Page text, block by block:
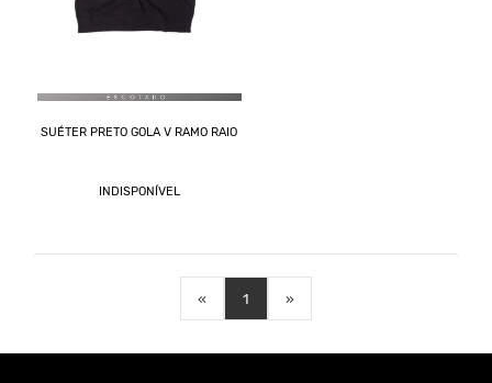
SUÉTER PRETO GOLA V RAMO RAIO
INDISPONÍVEL
« 1 »